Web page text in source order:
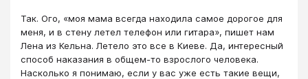
Так. Ого, «моя мама всегда находила самое дорогое для
меня, и в стену летел телефон или гитара», пишет нам
Лена из Кельна. Летело это все в Киеве. Да, интересный
способ наказания в общем-то взрослого человека.
Насколько я понимаю, если у вас уже есть такие вещи,